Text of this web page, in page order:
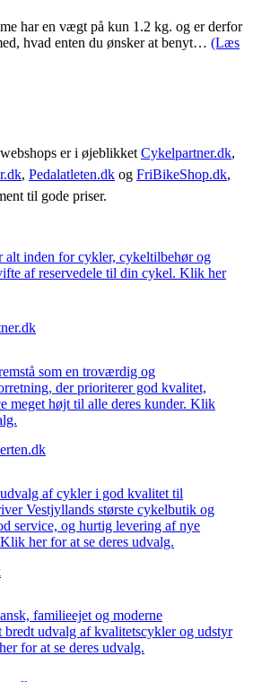
har en vægt på kun 1.2 kg. og er derfor
hvad enten du ønsker at benyt… (Læs
er i øjeblikket Cykelpartner.dk,
, Pedalatleten.dk og FriBikeShop.dk,
til gode priser.
alt inden for cykler, cykeltilbehør og
af reservedele til din cykel. Klik her
som en troværdig og
der prioriterer god kvalitet,
meget højt til alle deres kunder. Klik
af cykler i god kvalitet til
Vestjyllands største cykelbutik og
service, og hurtig levering af nye
her for at se deres udvalg.
familieejet og moderne
bredt udvalg af kvalitetscykler og udstyr
for at se deres udvalg.